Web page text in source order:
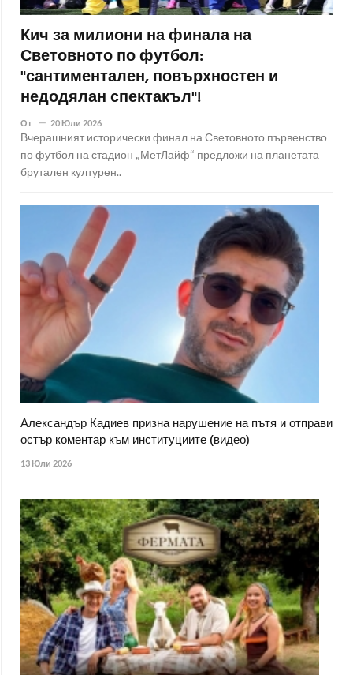
Кич за милиони на финала на
Световното по футбол:
"сантиментален, повърхностен и
недодялан спектакъл"!
От 20 Юли 2026
Вчерашният исторически финал на Световното първенство
по футбол на стадион „МетЛайф“ предложи на планетата
брутален културен..
Александър Кадиев призна нарушение на пътя и отправи
остър коментар към институциите (видео)
13 Юли 2026